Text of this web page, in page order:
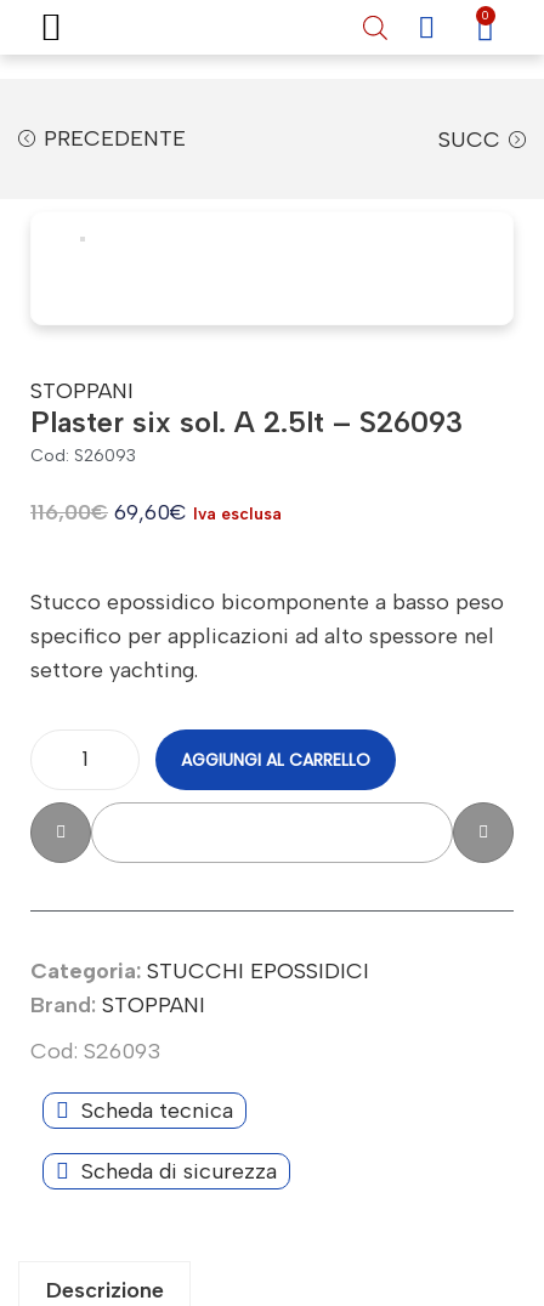
0
PRECEDENTE SUCC
STOPPANI
Plaster six sol. A 2.5lt – S26093
Cod: S26093
116,00€ 69,60€ Iva esclusa
Stucco epossidico bicomponente a basso peso
specifico per applicazioni ad alto spessore nel
settore yachting.
AGGIUNGI AL CARRELLO
Categoria: STUCCHI EPOSSIDICI
Brand: STOPPANI
Cod: S26093
Scheda tecnica
Scheda di sicurezza
Descrizione